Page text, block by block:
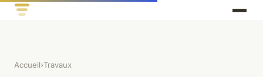
Accueil›Travaux